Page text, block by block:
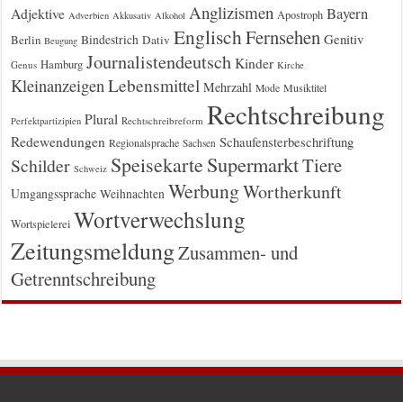
Adjektive Adverbien Akkusativ Alkohol Anglizismen Apostroph Bayern
Berlin Beugung Bindestrich Dativ EnglischFernsehen Genitiv
Genus Hamburg Journalistendeutsch Kinder Kirche
KleinanzeigenLebensmittel Mehrzahl Mode Musiktitel
Perfektpartizipien Plural Rechtschreibreform Rechtschreibung
Redewendungen Regionalsprache Sachsen Schaufensterbeschriftung
Schilder Schweiz Speisekarte SupermarktTiere
Umgangssprache Weihnachten WerbungWortherkunft
Wortspielerei Wortverwechslung
ZeitungsmeldungZusammen- und
Getrenntschreibung